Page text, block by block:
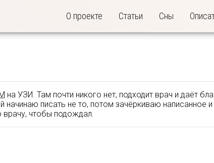
О проекте Статьи Сны
на УЗИ. Там почти никого нет, подходит врач и даёт
начинаю писать не то, потом зачёркиваю
врачу, чтобы подождал.